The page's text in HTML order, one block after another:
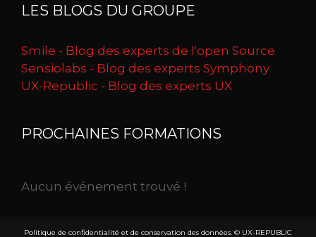
LES BLOGS DU GROUPE
Smile - Blog des experts de l'open Source
Sensiolabs - Blog des experts Symphony
UX-Republic - Blog des experts UX
PROCHAINES FORMATIONS
Aucun événement trouvé !
Politique de confidentialité et de conservation des données. © UX-REPUBLIC